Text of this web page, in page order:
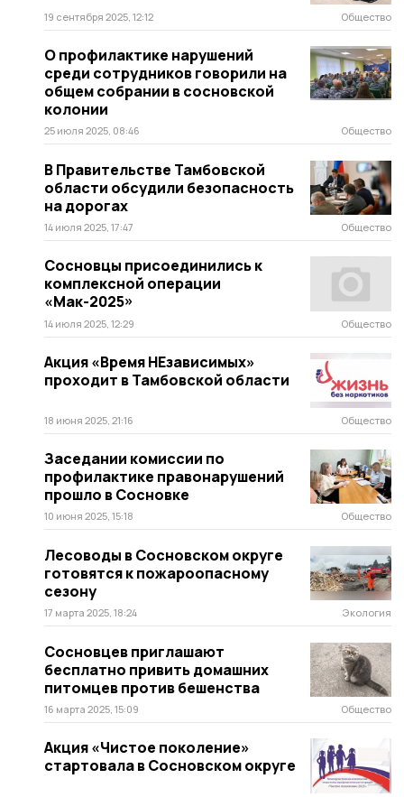
19 сентября 2025, 12:12 Общество
О профилактике нарушений
среди сотрудников говорили на
общем собрании в сосновской
колонии
25 июля 2025, 08:46 Общество
В Правительстве Тамбовской
области обсудили безопасность
на дорогах
14 июля 2025, 17:47 Общество
Сосновцы присоединились к
комплексной операции
«Мак-2025»
14 июля 2025, 12:29 Общество
Акция «Время НЕзависимых»
проходит в Тамбовской области
18 июня 2025, 21:16 Общество
Заседании комиссии по
профилактике правонарушений
прошло в Сосновке
10 июня 2025, 15:18 Общество
Лесоводы в Сосновском округе
готовятся к пожароопасному
сезону
17 марта 2025, 18:24 Экология
Сосновцев приглашают
бесплатно привить домашних
питомцев против бешенства
16 марта 2025, 15:09 Общество
Акция «Чистое поколение»
стартовала в Сосновском округе